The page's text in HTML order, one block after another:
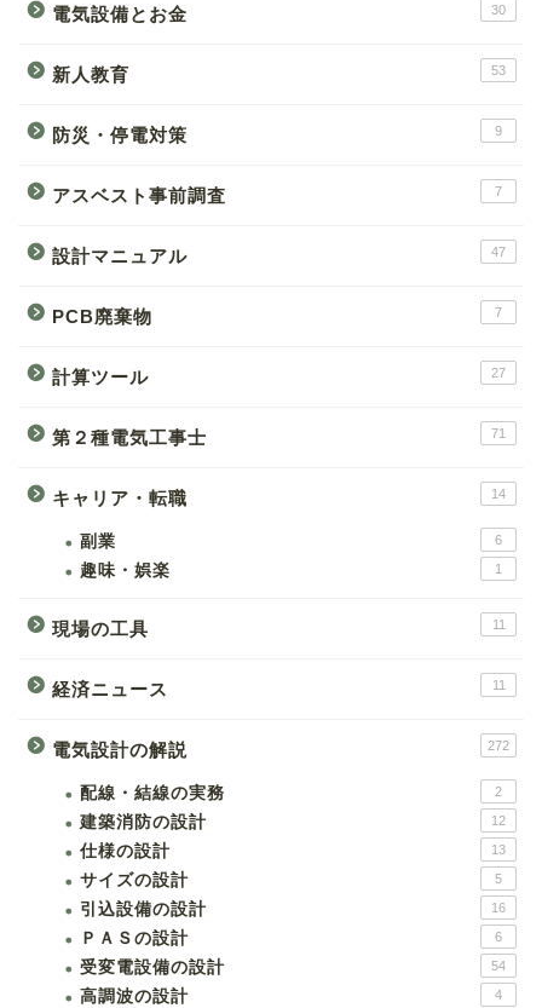
電気設備とお金 30
新人教育 53
防災・停電対策 9
アスベスト事前調査 7
設計マニュアル 47
PCB廃棄物 7
計算ツール 27
第２種電気工事士 71
キャリア・転職 14
副業 6
趣味・娯楽 1
現場の工具 11
経済ニュース 11
電気設計の解説 272
配線・結線の実務 2
建築消防の設計 12
仕様の設計 13
サイズの設計 5
引込設備の設計 16
ＰＡＳの設計 6
受変電設備の設計 54
高調波の設計 4